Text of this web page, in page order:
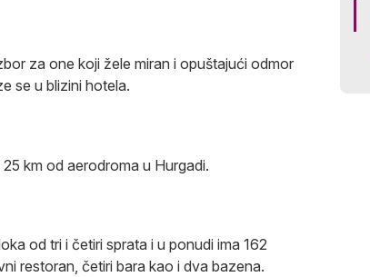
za one koji žele miran i opuštajući odmor
se u blizini hotela.
km od aerodroma u Hurgadi.
od tri i četiri sprata i u ponudi ima 162
restoran, četiri bara kao i dva bazena.